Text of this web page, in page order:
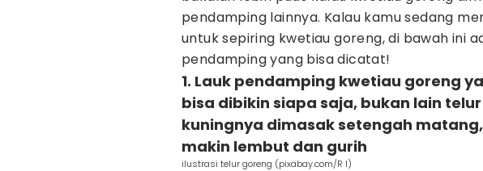
pendamping lainnya. Kalau kamu sedang
untuk sepiring kwetiau goreng, di bawah ini
pendamping yang bisa dicatat!
1. Lauk pendamping kwetiau goreng
bisa dibikin siapa saja, bukan lain
kuningnya dimasak setengah
makin lembut dan gurih
ilustrasi telur goreng (pixabay.com/R I)